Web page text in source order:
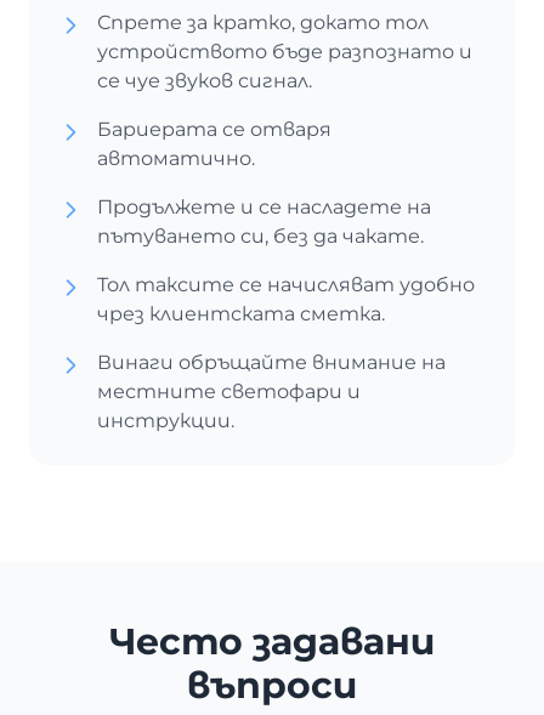
Спрете за кратко, докато тол
устройството бъде разпознато и
се чуе звуков сигнал.
Бариерата се отваря
автоматично.
Продължете и се насладете на
пътуването си, без да чакате.
Тол таксите се начисляват удобно
чрез клиентската сметка.
Винаги обръщайте внимание на
местните светофари и
инструкции.
Често задавани
въпроси